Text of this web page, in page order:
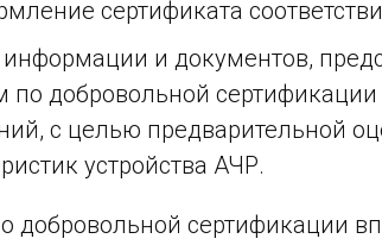
сертификата
и документов,
по добровольной
с целью предварительной
устройства АЧР.
добровольной сертификации